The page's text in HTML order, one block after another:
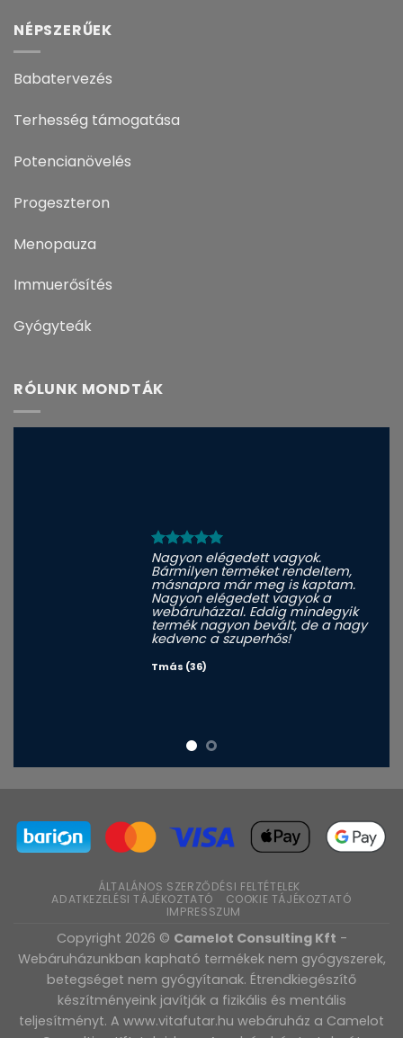
NÉPSZERŰEK
Babatervezés
Terhesség támogatása
Potencianövelés
Progeszteron
Menopauza
Immuerősítés
Gyógyteák
RÓLUNK MONDTÁK
Nagyon elégedett vagyok.
Bármilyen terméket rendeltem,
másnapra már meg is kaptam.
Nagyon elégedett vagyok a
webáruházzal. Eddig mindegyik
termék nagyon bevált, de a nagy
kedvenc a szuperhős!
Tmás (36)
ÁLTALÁNOS SZERZŐDÉSI FELTÉTELEK
ADATKEZELÉSI TÁJÉKOZTATÓ
COOKIE TÁJÉKOZTATÓ
IMPRESSZUM
Copyright 2026 © Camelot Consulting Kft -
Webáruházunkban kapható termékek nem gyógyszerek,
betegséget nem gyógyítanak. Étrendkiegészítő
készítményeink javítják a fizikális és mentális
teljesítményt. A www.vitafutar.hu webáruház a Camelot